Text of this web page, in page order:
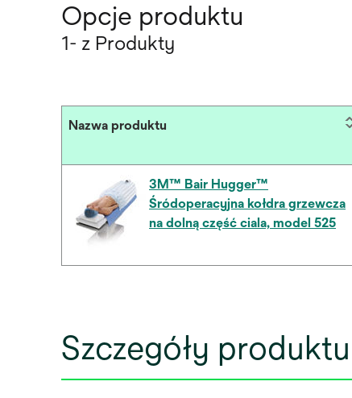
Opcje produktu
1- z Produkty
Nazwa produktu
3M™ Bair Hugger™
Śródoperacyjna kołdra grzewcza
na dolną część ciala, model 525
Szczegóły produktu